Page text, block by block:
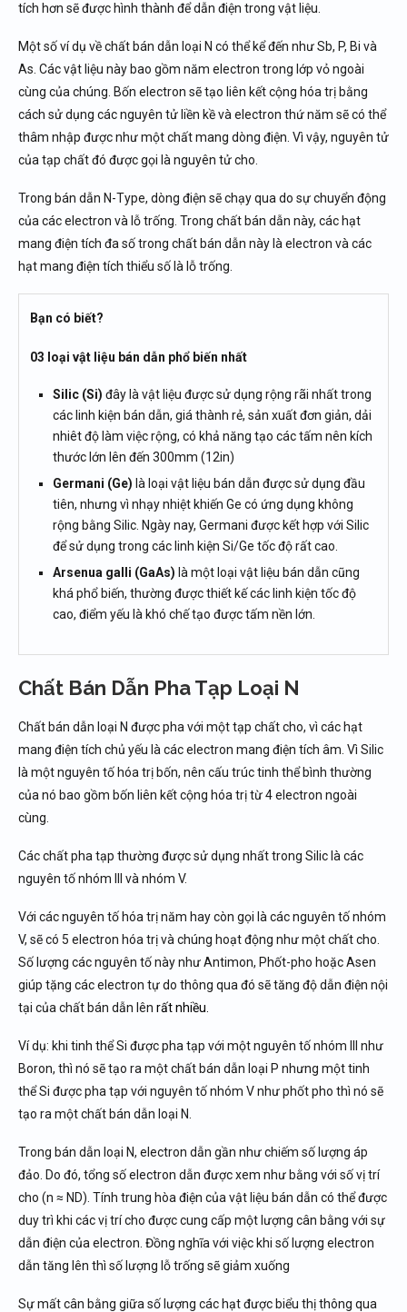
tích hơn sẽ được hình thành để dẫn điện trong vật liệu.
Một số ví dụ về chất bán dẫn loại N có thể kể đến như Sb, P, Bi và
As. Các vật liệu này bao gồm năm electron trong lớp vỏ ngoài
cùng của chúng. Bốn electron sẽ tạo liên kết cộng hóa trị bằng
cách sử dụng các nguyên tử liền kề và electron thứ năm sẽ có thể
thâm nhập được như một chất mang dòng điện. Vì vậy, nguyên tử
của tạp chất đó được gọi là nguyên tử cho.
Trong bán dẫn N-Type, dòng điện sẽ chạy qua do sự chuyển động
của các electron và lỗ trống. Trong chất bán dẫn này, các hạt
mang điện tích đa số trong chất bán dẫn này là electron và các
hạt mang điện tích thiểu số là lỗ trống.
Bạn có biết?
03 loại vật liệu bán dẫn phổ biến nhất
Silic (Si) đây là vật liệu được sử dụng rộng rãi nhất trong
các linh kiện bán dẫn, giá thành rẻ, sản xuất đơn giản, dải
nhiêt độ làm việc rộng, có khả năng tạo các tấm nên kích
thước lớn lên đến 300mm (12in)
Germani (Ge) là loại vật liệu bán dẫn được sử dụng đầu
tiên, nhưng vì nhạy nhiệt khiến Ge có ứng dụng không
rộng bằng Silic. Ngày nay, Germani được kết hợp với Silic
để sử dụng trong các linh kiện Si/Ge tốc độ rất cao.
Arsenua galli (GaAs) là một loại vật liệu bán dẫn cũng
khá phổ biến, thường được thiết kế các linh kiện tốc độ
cao, điểm yếu là khó chế tạo được tấm nền lớn.
Chất Bán Dẫn Pha Tạp Loại N
Chất bán dẫn loại N được pha với một tạp chất cho, vì các hạt
mang điện tích chủ yếu là các electron mang điện tích âm. Vì Silic
là một nguyên tố hóa trị bốn, nên cấu trúc tinh thể bình thường
của nó bao gồm bốn liên kết cộng hóa trị từ 4 electron ngoài
cùng.
Các chất pha tạp thường được sử dụng nhất trong Silic là các
nguyên tố nhóm III và nhóm V.
Với các nguyên tố hóa trị năm hay còn gọi là các nguyên tố nhóm
V, sẽ có 5 electron hóa trị và chúng hoạt động như một chất cho.
Số lượng các nguyên tố này như Antimon, Phốt-pho hoặc Asen
giúp tặng các electron tự do thông qua đó sẽ tăng độ dẫn điện nội
tại của chất bán dẫn lên rất nhiều.
Ví dụ: khi tinh thể Si được pha tạp với một nguyên tố nhóm III như
Boron, thì nó sẽ tạo ra một chất bán dẫn loại P nhưng một tinh
thể Si được pha tạp với nguyên tố nhóm V như phốt pho thì nó sẽ
tạo ra một chất bán dẫn loại N.
Trong bán dẫn loại N, electron dẫn gần như chiếm số lượng áp
đảo. Do đó, tổng số electron dẫn được xem như bằng với số vị trí
cho (n ≈ ND). Tính trung hòa điện của vật liệu bán dẫn có thể được
duy trì khi các vị trí cho được cung cấp một lượng cân bằng với sự
dẫn điện của electron. Đồng nghĩa với việc khi số lượng electron
dẫn tăng lên thì số lượng lỗ trống sẽ giảm xuống
Sự mất cân bằng giữa số lượng các hạt được biểu thị thông qua